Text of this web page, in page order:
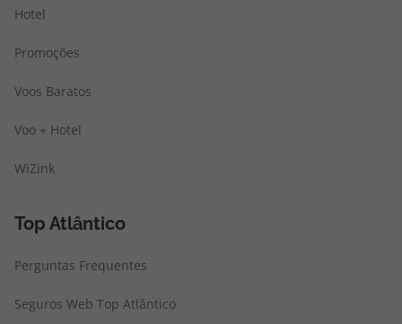
Hotel
Promoções
Voos Baratos
Voo + Hotel
WiZink
Top Atlântico
Perguntas Frequentes
Seguros Web Top Atlântico